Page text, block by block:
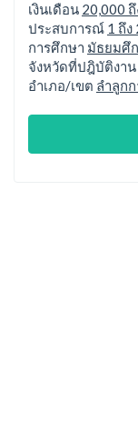
เงินเดือน 20,000
ประสบการณ์ 1 ถึง
การศึกษา มัธยมศึ
จังหวัดที่ปฎิบัติงาน
อำเภอ/เขต ลำลูก